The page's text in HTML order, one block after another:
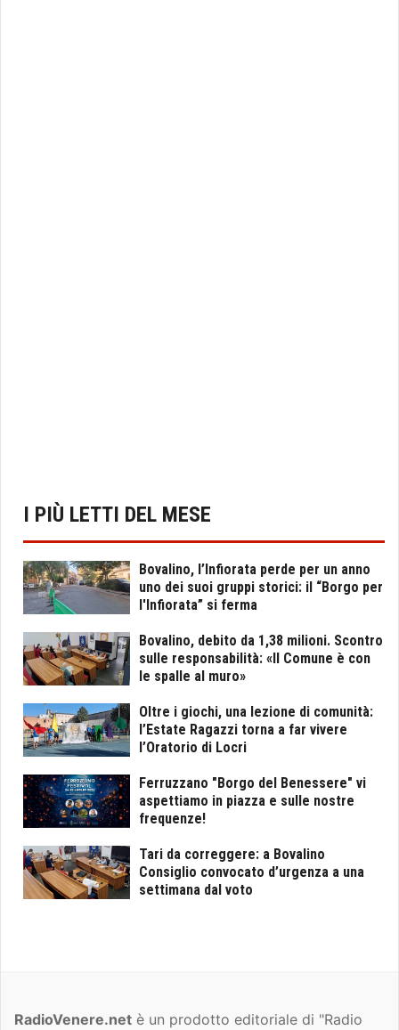
I PIÙ LETTI DEL MESE
Bovalino, l’Infiorata perde per un anno
uno dei suoi gruppi storici: il “Borgo per
l'Infiorata” si ferma
Bovalino, debito da 1,38 milioni. Scontro
sulle responsabilità: «Il Comune è con
le spalle al muro»
Oltre i giochi, una lezione di comunità:
l’Estate Ragazzi torna a far vivere
l’Oratorio di Locri
Ferruzzano "Borgo del Benessere" vi
aspettiamo in piazza e sulle nostre
frequenze!
Tari da correggere: a Bovalino
Consiglio convocato d’urgenza a una
settimana dal voto
RadioVenere.net è un prodotto editoriale di "Radio